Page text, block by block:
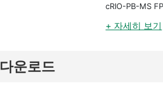
cRIO-PB-MS
+ 자세히 보기
다운로드